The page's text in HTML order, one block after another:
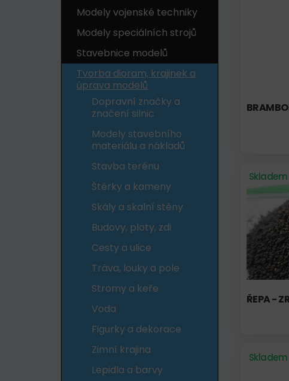
Modely vojenské techniky
Modely speciálních strojů
Stavebnice modelů
Tvorba dioram, krajinek a
úprava modelů
Dopravní značky a
značení silnic
Modely stavebního
materiálu a nákladů
Stavba terénu
Štěrky a kameny
Skály a skalní stěny
Budovy, ploty, zdi
Cesty a ulice
Tráva, louky a pole
Stromy a keře
Voda
Figurky a dekorace
Zimní krajina
Lepidla a barvy
Skladem
ŘEPA -
Skladem